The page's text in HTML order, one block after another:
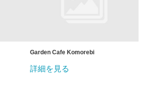
Garden Cafe Komorebi
詳細を見る